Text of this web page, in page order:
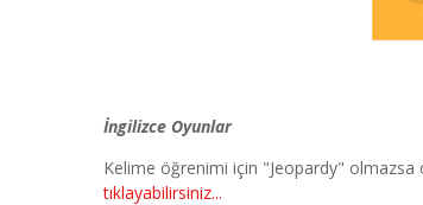
İngilizce Oyunlar
Kelime öğrenimi için "Jeopardy"
tıklayabilirsiniz...